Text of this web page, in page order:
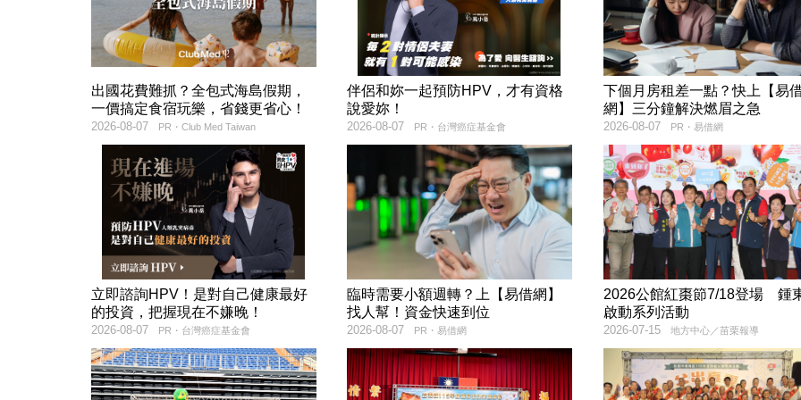
出國花費難抓？全包式海島假期，
一價搞定食宿玩樂，省錢更省心！
PR・Club Med Taiwan
2026-08-07
伴侶和妳一起預防HPV，才有資格
說愛妳！
PR・台灣癌症基金會
2026-08-07
下個月房租差一點？快上【易
網】三分鐘解決燃眉之急
PR・易借網
2026-08-07
立即諮詢HPV！是對自己健康最好
的投資，把握現在不嫌晚！
PR・台灣癌症基金會
2026-08-07
臨時需要小額週轉？上【易借網】
找人幫！資金快速到位
PR・易借網
2026-08-07
2026公館紅棗節7/18登場 鍾
啟動系列活動
地方中心／苗栗報導
2026-07-15